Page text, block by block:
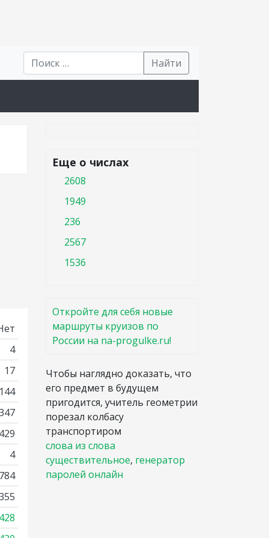
Найти
4
17
4
Еще о числах
2608
1949
236
2567
1536
Откройте для себя новые
маршруты круизов по
России на na-progulke.ru!
Чтобы наглядно доказать, что
его предмет в будущем
пригодится, учитель геометрии
порезал колбасу
транспортиром
слова из слова
существительное, генератор
паролей онлайн